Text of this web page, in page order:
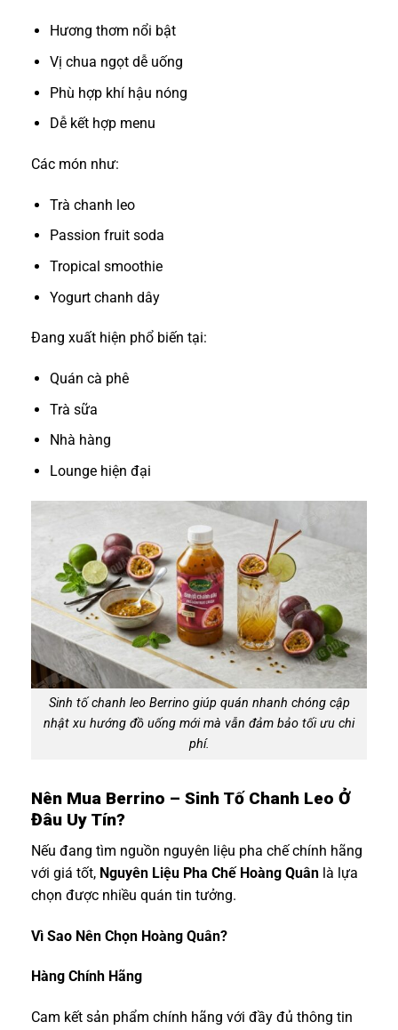
Hương thơm nổi bật
Vị chua ngọt dễ uống
Phù hợp khí hậu nóng
Dễ kết hợp menu
Các món như:
Trà chanh leo
Passion fruit soda
Tropical smoothie
Yogurt chanh dây
Đang xuất hiện phổ biến tại:
Quán cà phê
Trà sữa
Nhà hàng
Lounge hiện đại
Sinh tố chanh leo Berrino giúp quán nhanh chóng cập
nhật xu hướng đồ uống mới mà vẫn đảm bảo tối ưu chi
phí.
Nên Mua Berrino – Sinh Tố Chanh Leo Ở
Đâu Uy Tín?
Nếu đang tìm nguồn nguyên liệu pha chế chính hãng
với giá tốt, Nguyên Liệu Pha Chế Hoàng Quân là lựa
chọn được nhiều quán tin tưởng.
Vì Sao Nên Chọn Hoàng Quân?
Hàng Chính Hãng
Cam kết sản phẩm chính hãng với đầy đủ thông tin